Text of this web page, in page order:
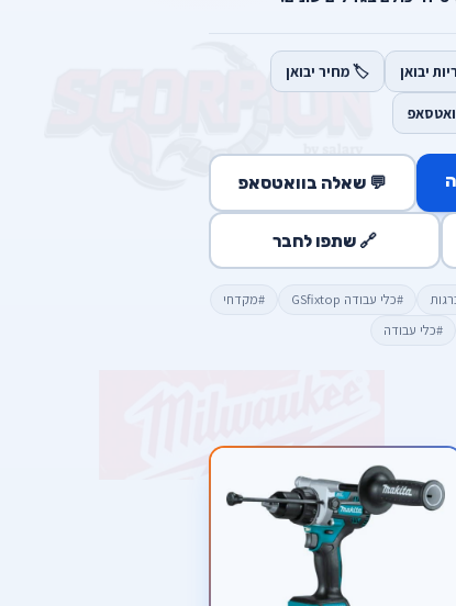
יבואן 🏷️ מחיר יבואן
💬 שאלה בוואטסאפ
🔗 שתפו לחבר
#כלי עבודה GSfixtop
#מקדחי
#כלי עבודה